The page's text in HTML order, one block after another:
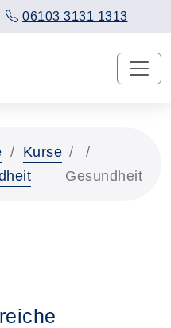
06103 3131 1313
Kurse
Gesundheit